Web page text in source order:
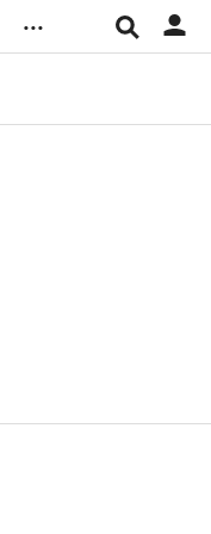
...